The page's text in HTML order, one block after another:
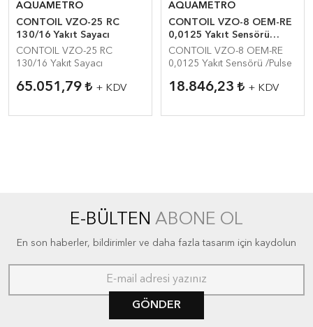
AQUAMETRO
CONTOIL VZO-25 RC
130/16 Yakıt Sayacı
CONTOIL VZO-25 RC
130/16 Yakıt Sayacı
65.051,79 + KDV
AQUAMETRO
CONTOIL VZO-8 OEM-RE
0,0125 Yakıt Sensörü
/Pulse
CONTOIL VZO-8 OEM-RE
0,0125 Yakıt Sensörü /Pulse
18.846,23 + KDV
E-BÜLTEN ABONE OL
En son haberler, bildirimler ve daha fazla tasarım için kaydolun
GÖNDER